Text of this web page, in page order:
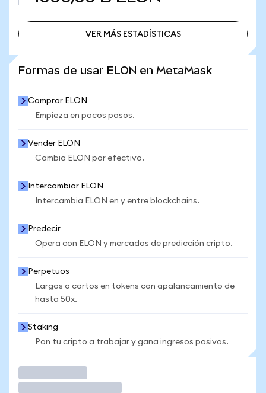
VER MÁS ESTADÍSTICAS
Formas de usar ELON en MetaMask
Comprar ELON
Empieza en pocos pasos.
Vender ELON
Cambia ELON por efectivo.
Intercambiar ELON
Intercambia ELON en y entre blockchains.
Predecir
Opera con ELON y mercados de predicción cripto.
Perpetuos
Largos o cortos en tokens con apalancamiento de
hasta 50x.
Staking
Pon tu cripto a trabajar y gana ingresos pasivos.